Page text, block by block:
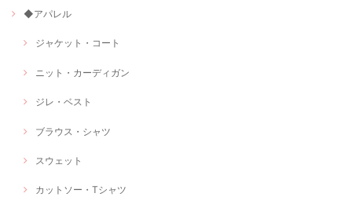
◆アパレル
ジャケット・コート
ニット・カーディガン
ジレ・ベスト
ブラウス・シャツ
スウェット
カットソー・Tシャツ